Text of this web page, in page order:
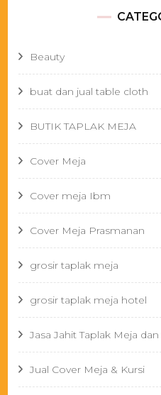
Beauty
buat dan jual table cloth
BUTIK TAPLAK MEJA
Cover Meja
Cover meja Ibm
Cover Meja Prasmanan
grosir taplak meja
grosir taplak meja hotel
Jasa Jahit Taplak Meja
Jual Cover Meja & Kursi